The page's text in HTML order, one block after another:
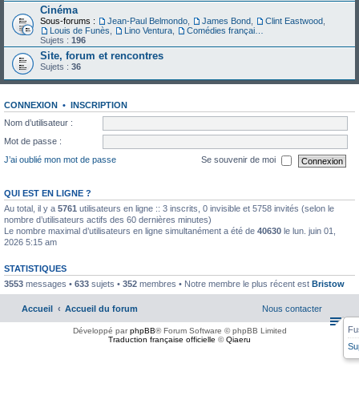
Cinéma
Sous-forums : Jean-Paul Belmondo James Bond Clint Eastwood
Louis de Funès
Lino Ventura
Sujets : 196
Site, forum et rencontres
Sujets : 36
CONNEXION • INSCRIPTION
Nom d’utilisateur :
Mot de passe :
J’ai oublié mon mot de passe
Se souvenir de moi
QUI EST EN LIGNE ?
Au total, il y a 5761 utilisateurs en ligne :: 3 inscrits, 0 invisible et 5758 invités (selon le
nombre d’utilisateurs actifs des 60 dernières minutes)
Le nombre maximal d’utilisateurs en ligne simultanément a été de 40630 le lun. juin 01,
2026 5:15 am
STATISTIQUES
3553 messages • 633 sujets • 352 membres • Notre membre le plus récent est Bristow
Accueil Accueil du forum Nous contacter
Développé parphpBB® Forum Software © phpBB Limited
Traduction française officielle ©Qiaeru